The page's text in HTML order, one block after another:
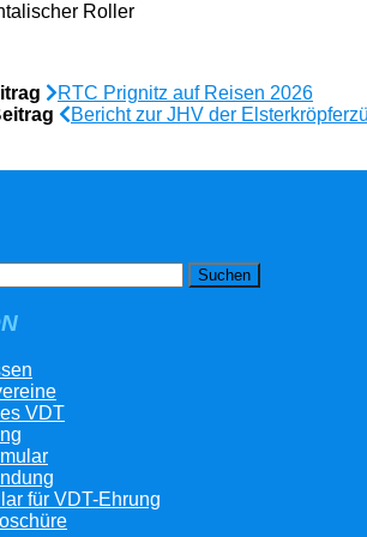
Roller
RTC Prignitz auf Reisen 2026
Bericht zur JHV der
VDT
für VDT-Ehrung